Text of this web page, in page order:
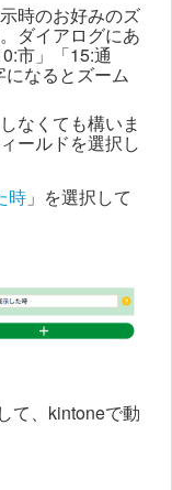
時のお好みのズ
ダイアログにあ
市」「15:通
になるとズーム
なくても構いま
ールドを選択し
時 」を選択して
て、kintoneで動